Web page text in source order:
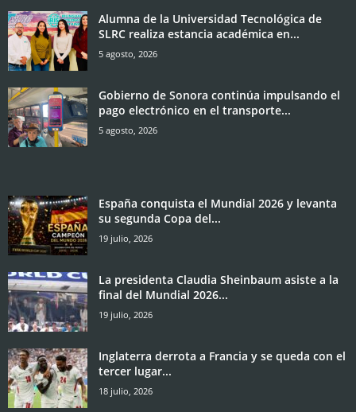
Alumna de la Universidad Tecnológica de
SLRC realiza estancia académica en...
5 agosto, 2026
Gobierno de Sonora continúa impulsando el
pago electrónico en el transporte...
5 agosto, 2026
España conquista el Mundial 2026 y levanta
su segunda Copa del...
19 julio, 2026
La presidenta Claudia Sheinbaum asiste a la
final del Mundial 2026...
19 julio, 2026
Inglaterra derrota a Francia y se queda con el
tercer lugar...
18 julio, 2026